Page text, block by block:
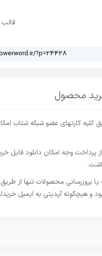
قالب
محصول
کلیه کارتهای عضو شبکه شتاب
پرداخت وجه امکان دانلود فایل
بروزرسانی محصولات تنها از طریق
و هیچگونه آپدیتی به ایمیل